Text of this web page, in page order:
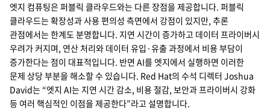
엣지 컴퓨팅은 퍼블릭 클라우드와는 다른 장점을 제공합니다. 퍼블릭
클라우드는 확장성과 사용 편의성 측면에서 강점이 있지만, 추론
관점에서는 한계도 분명합니다. 지연 시간이 증가하고 데이터 프라이버시
우려가 커지며, 연산 처리와 데이터 유입·유출 과정에서 비용 부담이
증가한다는 점이 대표적입니다. 반면 AI를 엣지에서 실행하면 이러한
문제 상당 부분을 해소할 수 있습니다. Red Hat의 수석 디렉터 Joshua
David는 “엣지 AI는 지연 시간 감소, 비용 절감, 보안과 프라이버시 강화
등 여러 핵심적인 이점을 제공한다”라고 설명합니다.